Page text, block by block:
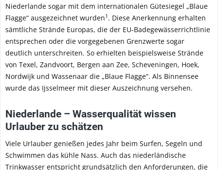
Niederlande sogar mit dem internationalen Gütesiegel „Blaue
Flagge“ ausgezeichnet wurden1 . Diese Anerkennung erhalten
sämtliche Strände Europas, die der EU-Badegewässerrichtlinie
entsprechen oder die vorgegebenen Grenzwerte sogar
deutlich unterschreiten. So erhielten beispielsweise Strände
von Texel, Zandvoort, Bergen aan Zee, Scheveningen, Hoek,
Nordwijk und Wassenaar die „Blaue Flagge“. Als Binnensee
wurde das Ijsselmeer mit dieser Auszeichnung versehen.
Niederlande – Wasserqualität wissen
Urlauber zu schätzen
Viele Urlauber genießen jedes Jahr beim Surfen, Segeln und
Schwimmen das kühle Nass. Auch das niederländische
Trinkwasser entspricht grundsätzlich den Anforderungen, die